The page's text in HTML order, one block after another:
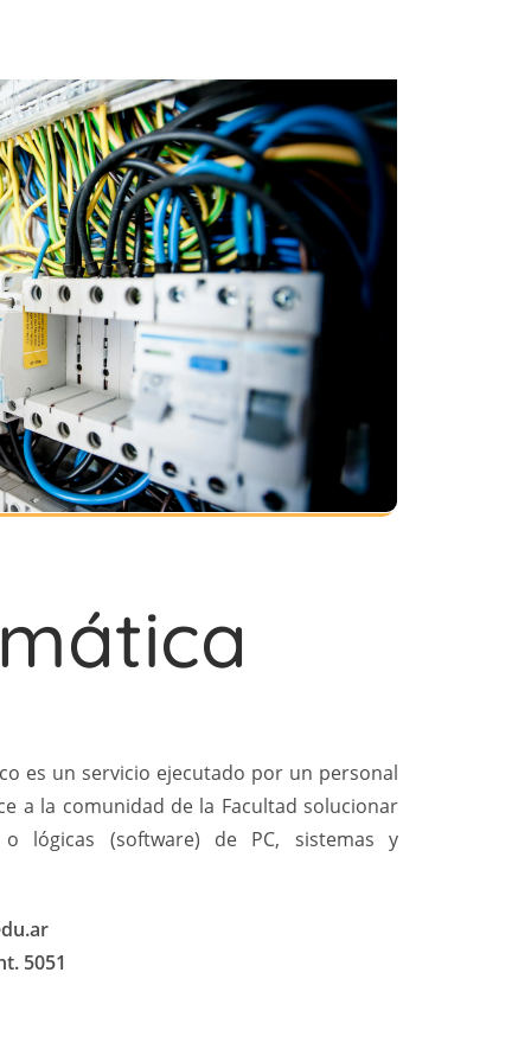
es un servicio ejecutado por un personal
a la comunidad de la Facultad solucionar
o lógicas (software) de PC, sistemas y
5051